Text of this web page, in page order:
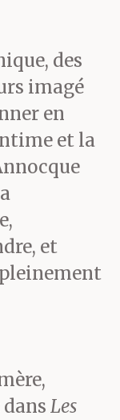
des
imagé
en
et la
et
Les